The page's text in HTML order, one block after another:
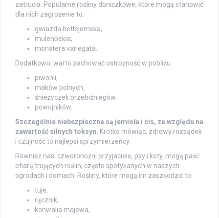
zatrucia. Popularne rośliny doniczkowe, które mogą stanowić
dla nich zagrożenie to:
gwiazda betlejemska,
mulenbekia,
monstera variegata.
Dodatkowo, warto zachować ostrożność w pobliżu:
piwonii,
maków polnych,
śnieżyczek przebiśniegów,
powojników.
Szczególnie niebezpieczne są jemioła i cis, ze względu na
zawartość silnych toksyn. Krótko mówiąc, zdrowy rozsądek
i czujność to najlepsi sprzymierzeńcy.
Również nasi czworonożni przyjaciele, psy i koty, mogą paść
ofiarą trujących roślin, często spotykanych w naszych
ogrodach i domach. Rośliny, które mogą im zaszkodzić to:
tuje,
rącznik,
konwalia majowa,